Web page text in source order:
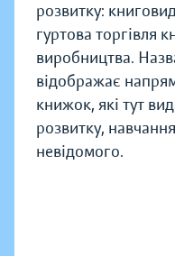
розвитку:
гуртова торгівля
виробництва.
відображає
книжок, які тут
розвитку,
невідомого.